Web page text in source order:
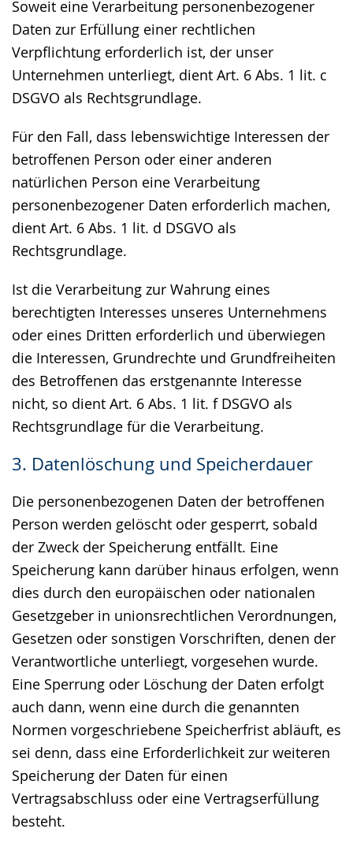
Soweit eine Verarbeitung personenbezogener
Daten zur Erfüllung einer rechtlichen
Verpflichtung erforderlich ist, der unser
Unternehmen unterliegt, dient Art. 6 Abs. 1 lit. c
DSGVO als Rechtsgrundlage.
Für den Fall, dass lebenswichtige Interessen der
betroffenen Person oder einer anderen
natürlichen Person eine Verarbeitung
personenbezogener Daten erforderlich machen,
dient Art. 6 Abs. 1 lit. d DSGVO als
Rechtsgrundlage.
Ist die Verarbeitung zur Wahrung eines
berechtigten Interesses unseres Unternehmens
oder eines Dritten erforderlich und überwiegen
die Interessen, Grundrechte und Grundfreiheiten
des Betroffenen das erstgenannte Interesse
nicht, so dient Art. 6 Abs. 1 lit. f DSGVO als
Rechtsgrundlage für die Verarbeitung.
3. Datenlöschung und Speicherdauer
Die personenbezogenen Daten der betroffenen
Person werden gelöscht oder gesperrt, sobald
der Zweck der Speicherung entfällt. Eine
Speicherung kann darüber hinaus erfolgen, wenn
dies durch den europäischen oder nationalen
Gesetzgeber in unionsrechtlichen Verordnungen,
Gesetzen oder sonstigen Vorschriften, denen der
Verantwortliche unterliegt, vorgesehen wurde.
Eine Sperrung oder Löschung der Daten erfolgt
auch dann, wenn eine durch die genannten
Normen vorgeschriebene Speicherfrist abläuft, es
sei denn, dass eine Erforderlichkeit zur weiteren
Speicherung der Daten für einen
Vertragsabschluss oder eine Vertragserfüllung
besteht.